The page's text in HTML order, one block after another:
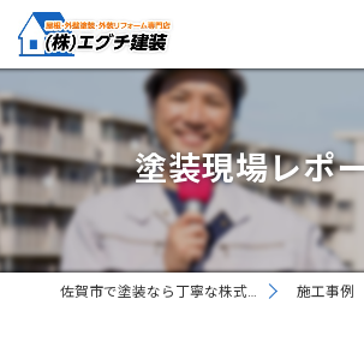
塗装現場レポ
佐賀市で塗装なら丁寧な株式会社エグチ建装 施工事例 お客